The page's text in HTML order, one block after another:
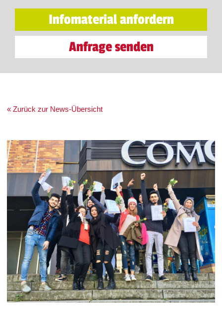
Infomaterial anfordern
Anfrage senden
« Zurück zur News-Übersicht